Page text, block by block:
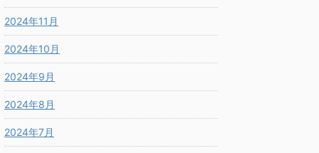
2024年11月
2024年10月
2024年9月
2024年8月
2024年7月